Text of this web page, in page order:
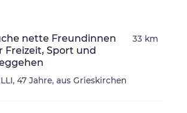
nette Freundinnen
Freizeit, Sport und
47 Jahre, aus Grieskirchen
33 km